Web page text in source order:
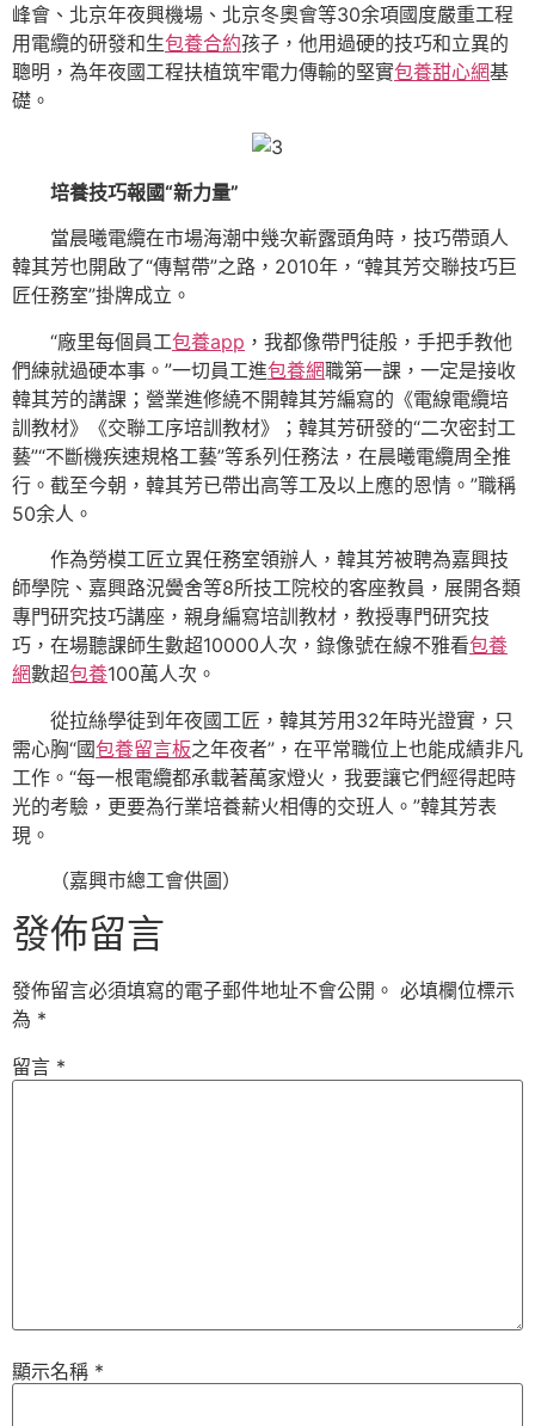
峰會、北京年夜興機場、北京冬奧會等30余項國度嚴重工程
用電纜的研發和生包養合約孩子，他用過硬的技巧和立異的
聰明，為年夜國工程扶植筑牢電力傳輸的堅實包養甜心網基
礎。
培養技巧報國“新力量”
當晨曦電纜在市場海潮中幾次嶄露頭角時，技巧帶頭人
韓其芳也開啟了“傳幫帶”之路，2010年，“韓其芳交聯技巧巨
匠任務室”掛牌成立。
“廠里每個員工包養app ，我都像帶門徒般，手把手教他
們練就過硬本事。”一切員工進包養網職第一課，一定是接收
韓其芳的講課；營業進修繞不開韓其芳編寫的《電線電纜培
訓教材》《交聯工序培訓教材》；韓其芳研發的“二次密封工
藝”“不斷機疾速規格工藝”等系列任務法，在晨曦電纜周全推
行。截至今朝，韓其芳已帶出高等工及以上應的恩情。”職稱
50余人。
作為勞模工匠立異任務室領辦人，韓其芳被聘為嘉興技
師學院、嘉興路況黌舍等8所技工院校的客座教員，展開各類
專門研究技巧講座，親身編寫培訓教材，教授專門研究技
巧，在場聽課師生數超10000人次，錄像號在線不雅看包養
網數超包養100萬人次。
從拉絲學徒到年夜國工匠，韓其芳用32年時光證實，只
需心胸“國包養留言板之年夜者”，在平常職位上也能成績非凡
工作。“每一根電纜都承載著萬家燈火，我要讓它們經得起時
光的考驗，更要為行業培養薪火相傳的交班人。”韓其芳表
現。
（嘉興市總工會供圖）
發佈留言
發佈留言必須填寫的電子郵件地址不會公開。 必填欄位標示
為 *
留言 *
顯示名稱 *